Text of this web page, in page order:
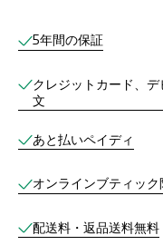
オンラインブ
5年間の保証
クレジットカード、
文
あと払いペイディ
オンラインブティッ
配送料・返品送料無料